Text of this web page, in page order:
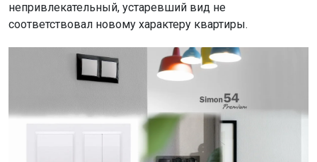
непривлекательный, устаревший вид не
соответствовал новому характеру квартиры.